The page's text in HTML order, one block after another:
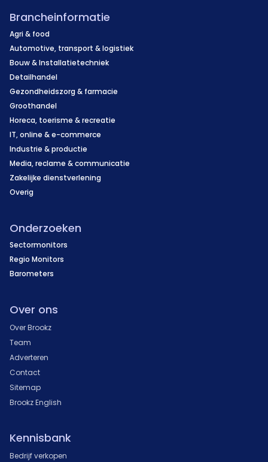
Brancheinformatie
Agri & food
Automotive, transport & logistiek
Bouw & Installatietechniek
Detailhandel
Gezondheidszorg & farmacie
Groothandel
Horeca, toerisme & recreatie
IT, online & e-commerce
Industrie & productie
Media, reclame & communicatie
Zakelijke dienstverlening
Overig
Onderzoeken
Sectormonitors
Regio Monitors
Barometers
Over ons
Over Brookz
Team
Adverteren
Contact
Sitemap
Brookz English
Kennisbank
Bedrijf verkopen